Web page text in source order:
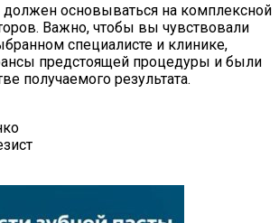
основываться на комплексной
Важно, чтобы вы чувствовали
специалисте и клинике,
предстоящей процедуры и были
получаемого результата.